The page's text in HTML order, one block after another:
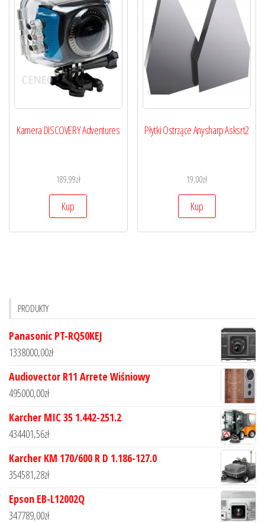
Kamera DISCOVERY Adventures
189,99zł
Kup
Płytki Ostrzące Anysharp Asksrt2
19,00zł
Kup
PRODUKTY
Panasonic PT-RQ50KEJ
1338000,00zł
Audiovector R11 Arrete Wiśniowy
495000,00zł
Karcher MIC 35 1.442-251.2
434401,56zł
Karcher KM 170/600 R D 1.186-127.0
354581,28zł
Epson EB-L12002Q
347789,00zł